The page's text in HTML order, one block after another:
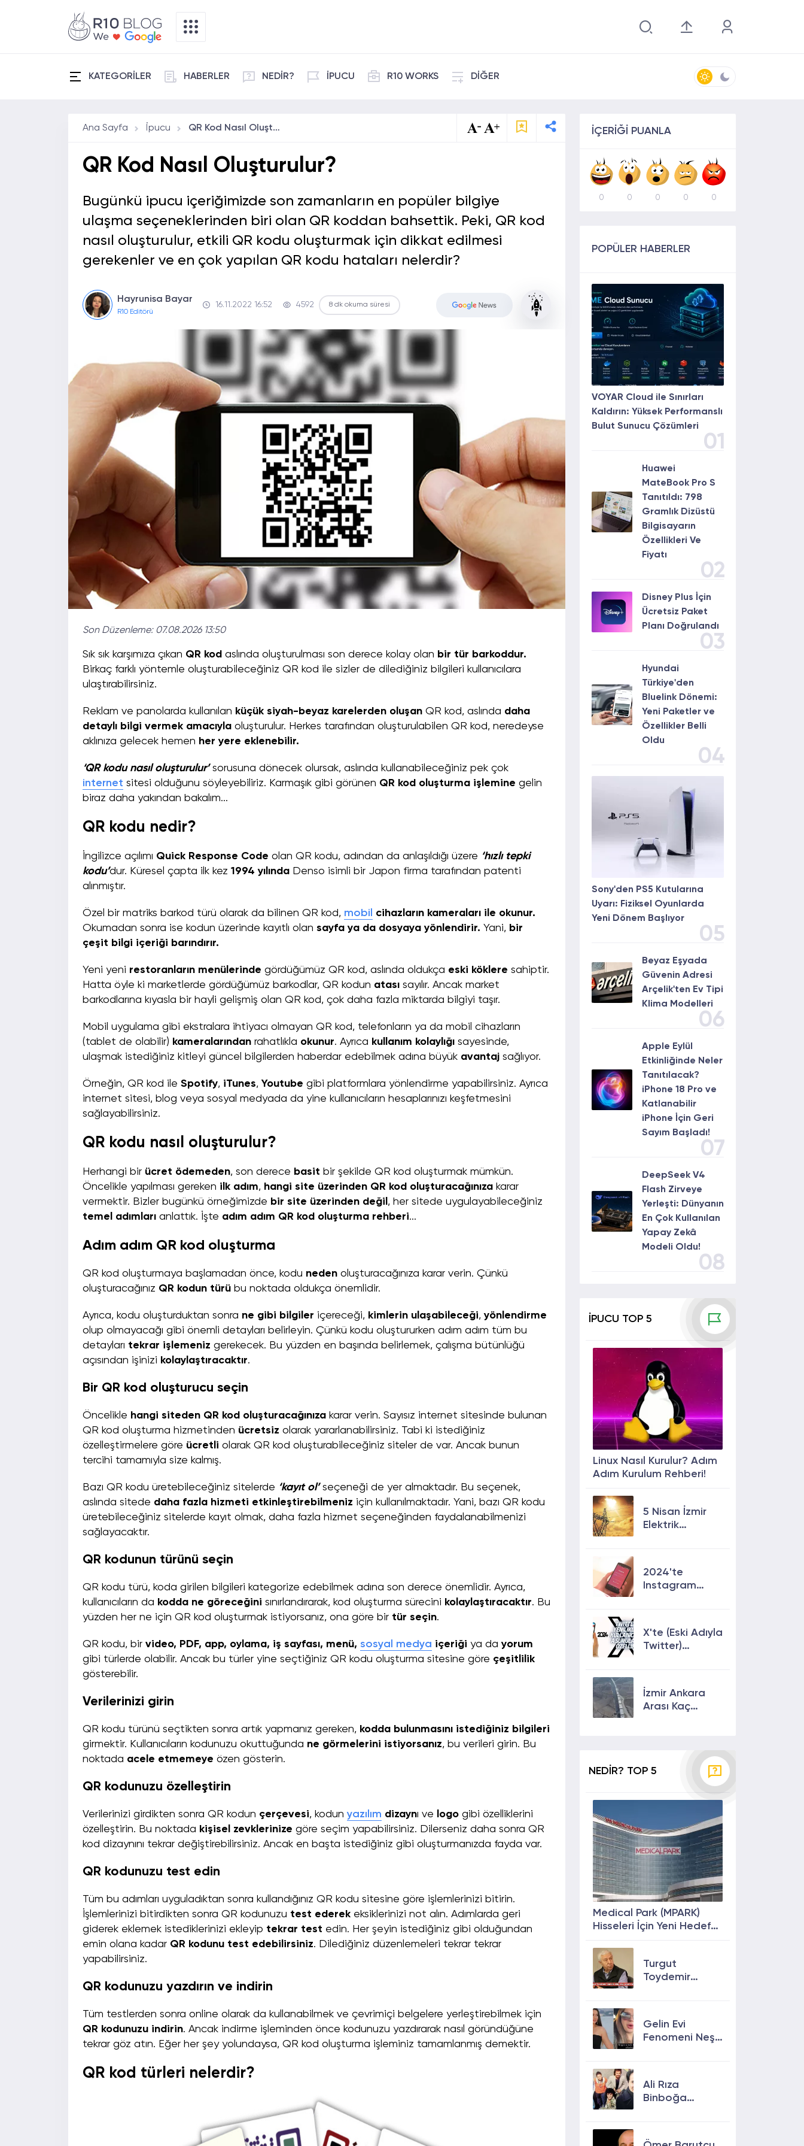
KATEGORİLER HABERLER NEDİR? İPUCU R10 WORKS DİĞER
Ana Sayfa İpucu QR Kod Nasıl Oluşturulur?
QR Kod Nasıl Oluşturulur?
Bugünkü ipucu içeriğimizde son zamanların en popüler bilgiye
ulaşma seçeneklerinden biri olan QR koddan bahsettik. Peki, QR kod
nasıl oluşturulur, etkili QR kodu oluşturmak için dikkat edilmesi
gerekenler ve en çok yapılan QR kodu hataları nelerdir?
Hayrunisa Bayar
R10 Editörü
16.11.2022 16:52 4592 8 dk okuma süresi
Son Düzenleme: 07.08.2026 13:50
Sık sık karşımıza çıkan QR kod aslında oluşturulması son derece kolay olan bir tür barkoddur.
Birkaç farklı yöntemle oluşturabileceğiniz QR kod ile sizler de dilediğiniz bilgileri kullanıcılara
ulaştırabilirsiniz.
Reklam ve panolarda kullanılan küçük siyah-beyaz karelerden oluşan QR kod, aslında daha
detaylı bilgi vermek amacıyla oluşturulur. Herkes tarafından oluşturulabilen QR kod, neredeyse
aklınıza gelecek hemen her yere eklenebilir.
‘QR kodu nasıl oluşturulur’sorusuna dönecek olursak, aslında kullanabileceğiniz pek çok
internet sitesi olduğunu söyleyebiliriz. Karmaşık gibi görünen QR kod oluşturma işlemine gelin
biraz daha yakından bakalım...
QR kodu nedir?
İngilizce açılımı Quick Response Code olan QR kodu, adından da anlaşıldığı üzere ‘hızlı tepki
kodu’dur. Küresel çapta ilk kez 1994 yılında Denso isimli bir Japon firma tarafından patenti
alınmıştır.
Özel bir matriks barkod türü olarak da bilinen QR kod, mobil
cihazların kameraları ile okunur.
Okumadan sonra ise kodun üzerinde kayıtlı olan sayfa ya da dosyaya yönlendirir. Yani, bir
çeşit bilgi içeriği barındırır.
Yeni yeni restoranların menülerinde gördüğümüz QR kod, aslında oldukça eski köklere sahiptir.
Hatta öyle ki marketlerde gördüğümüz barkodlar, QR kodun atası sayılır. Ancak market
barkodlarına kıyasla bir hayli gelişmiş olan QR kod, çok daha fazla miktarda bilgiyi taşır.
Mobil uygulama gibi ekstralara ihtiyacı olmayan QR kod, telefonların ya da mobil cihazların
(tablet de olabilir) kameralarından rahatlıkla okunur. Ayrıca kullanım kolaylığı sayesinde,
ulaşmak istediğiniz kitleyi güncel bilgilerden haberdar edebilmek adına büyük avantaj sağlıyor.
Örneğin, QR kod ile Spotify, iTunes, Youtube gibi platformlara yönlendirme yapabilirsiniz. Ayrıca
internet sitesi, blog veya sosyal medyada da yine kullanıcıların hesaplarınızı keşfetmesini
sağlayabilirsiniz.
QR kodu nasıl oluşturulur?
Herhangi bir ücret ödemeden, son derece basit bir şekilde QR kod oluşturmak mümkün.
Öncelikle yapılması gereken ilk adım, hangi site üzerinden QR kod oluşturacağınıza karar
vermektir. Bizler bugünkü örneğimizde bir site üzerinden değil , her sitede uygulayabileceğiniz
temel adımları anlattık. İşte adım adım QR kod oluşturma rehberi...
Adım adım QR kod oluşturma
QR kod oluşturmaya başlamadan önce, kodu neden oluşturacağınıza karar verin. Çünkü
oluşturacağınız QR kodun türü bu noktada oldukça önemlidir.
Ayrıca, kodu oluşturduktan sonra ne gibi bilgiler içereceği, kimlerin ulaşabileceği,yönlendirme
olup olmayacağı gibi önemli detayları belirleyin. Çünkü kodu oluştururken adım adım tüm bu
detayları tekrar işlemeniz gerekecek. Bu yüzden en başında belirlemek, çalışma bütünlüğü
açısından işinizi kolaylaştıracaktır.
Bir QR kod oluşturucu seçin
Öncelikle hangi siteden QR kod oluşturacağınıza karar verin. Sayısız internet sitesinde bulunan
QR kod oluşturma hizmetinden ücretsiz olarak yararlanabilirsiniz. Tabi ki istediğiniz
özelleştirmelere göre ücretli olarak QR kod oluşturabileceğiniz siteler de var. Ancak bunun
tercihi tamamıyla size kalmış.
Bazı QR kodu üretebileceğiniz sitelerde ‘kayıt ol’seçeneği de yer almaktadır. Bu seçenek,
aslında sitede daha fazla hizmeti etkinleştirebilmeniz için kullanılmaktadır. Yani, bazı QR kodu
üretebileceğiniz sitelerde kayıt olmak, daha fazla hizmet seçeneğinden faydalanabilmenizi
sağlayacaktır.
QR kodunun türünü seçin
QR kodu türü, koda girilen bilgileri kategorize edebilmek adına son derece önemlidir. Ayrıca,
kullanıcıların da kodda ne göreceğini sınırlandırarak, kod oluşturma sürecini kolaylaştıracaktır. Bu
yüzden her ne için QR kod oluşturmak istiyorsanız, ona göre bir tür seçin.
QR kodu, bir video, PDF, app, oylama, iş sayfası, menü, sosyal medya içeriği ya dayorum
gibi türlerde olabilir. Ancak bu türler yine seçtiğiniz QR kodu oluşturma sitesine göre çeşitlilik
gösterebilir.
Verilerinizi girin
QR kodu türünü seçtikten sonra artık yapmanız gereken, kodda bulunmasını istediğiniz bilgileri
girmektir. Kullanıcıların kodunuzu okuttuğunda ne görmelerini istiyorsanız, bu verileri girin. Bu
noktada acele etmemeye özen gösterin.
QR kodunuzu özelleştirin
Verilerinizi girdikten sonra QR kodun çerçevesi, kodun yazılım dizaynı ve logo gibi özelliklerini
özelleştirin. Bu noktada kişisel zevklerinize göre seçim yapabilirsiniz. Dilerseniz daha sonra QR
kod dizaynını tekrar değiştirebilirsiniz. Ancak en başta istediğiniz gibi oluşturmanızda fayda var.
QR kodunuzu test edin
Tüm bu adımları uyguladıktan sonra kullandığınız QR kodu sitesine göre işlemlerinizi bitirin.
İşlemlerinizi bitirdikten sonra QR kodunuzu test ederek eksiklerinizi not alın. Adımlarda geri
giderek eklemek istediklerinizi ekleyip tekrar test edin. Her şeyin istediğiniz gibi olduğundan
emin olana kadar QR kodunu test edebilirsiniz. Dilediğiniz düzenlemeleri tekrar tekrar
yapabilirsiniz.
QR kodunuzu yazdırın ve indirin
Tüm testlerden sonra online olarak da kullanabilmek ve çevrimiçi belgelere yerleştirebilmek için
QR kodunuzu indirin. Ancak indirme işleminden önce kodunuzu yazdırarak nasıl göründüğüne
tekrar göz atın. Eğer her şey yolundaysa, QR kod oluşturma işleminiz tamamlanmış demektir.
QR kod türleri nelerdir?
İÇERİĞİ PUANLA
0 0 0 0 0
POPÜLER HABERLER
VOYAR Cloud ile Sınırları
Kaldırın: Yüksek Performanslı
Bulut Sunucu Çözümleri
01
Huawei
MateBook Pro S
Tanıtıldı: 798
Gramlık Dizüstü
Bilgisayarın
Özellikleri Ve
Fiyatı
02
Disney Plus İçin
Ücretsiz Paket
Planı Doğrulandı
03
Hyundai
Türkiye'den
Bluelink Dönemi:
Yeni Paketler ve
Özellikler Belli
Oldu
04
Sony'den PS5 Kutularına
Uyarı: Fiziksel Oyunlarda
Yeni Dönem Başlıyor
05
Beyaz Eşyada
Güvenin Adresi
Arçelik'ten Ev Tipi
Klima Modelleri
06
Apple Eylül
Etkinliğinde Neler
Tanıtılacak?
iPhone 18 Pro ve
Katlanabilir
iPhone İçin Geri
Sayım Başladı!
07
DeepSeek V4
Flash Zirveye
Yerleşti: Dünyanın
En Çok Kullanılan
Yapay Zekâ
Modeli Oldu!
08
İPUCU TOP 5
Linux Nasıl Kurulur? Adım
Adım Kurulum Rehberi!
5 Nisan İzmir
Elektrik
2024'te
Instagram
Etkili Yolları!
X'te (Eski Adıyla
Twitter)
Sunulan Son
Özellikler 2024
İzmir Ankara
Arası Kaç
NEDİR? TOP 5
Medical Park (MPARK)
Hisseleri İçin Yeni Hedef
Potansiyeli
Turgut
Toydemir
Gelin Evi
Fenomeni Neşe
neden öldü?
Ali Rıza
Binboğa
Kalmasın